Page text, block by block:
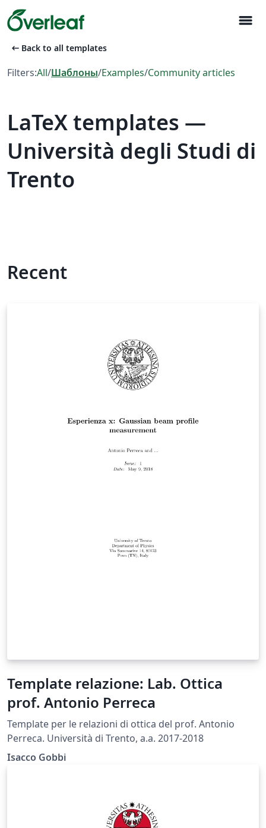
menu
arrow_left_alt Back to all templates
Filters:All/Шаблоны/Examples/Community articles
LaTeX templates —
Università degli Studi di
Trento
Recent
Template relazione: Lab. Ottica
prof. Antonio Perreca
Template per le relazioni di ottica del prof. Antonio
Perreca. Università di Trento, a.a. 2017-2018
Isacco Gobbi